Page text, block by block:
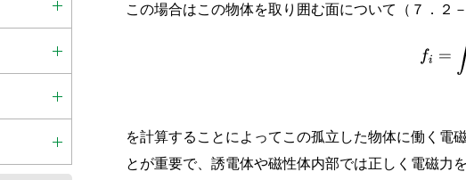
この場合はこの物体を取り囲む面について（７．２
f ∫
を計算することによってこの孤立した物体に働く電
とが重要で、誘電体や磁性体内部では正しく電磁力